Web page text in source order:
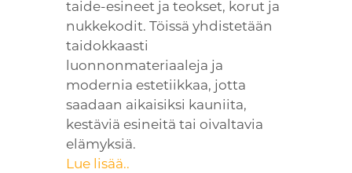
taide-esineet ja teokset, korut ja
nukkekodit. Töissä yhdistetään
taidokkaasti
luonnonmateriaaleja ja
modernia estetiikkaa, jotta
saadaan aikaisiksi kauniita,
kestäviä esineitä tai oivaltavia
elämyksiä.
Lue lisää..